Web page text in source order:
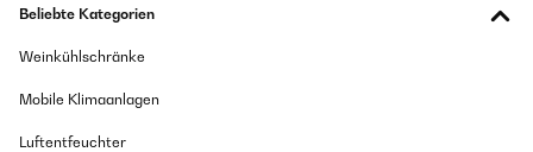
Beliebte Kategorien
Weinkühlschränke
Mobile Klimaanlagen
Luftentfeuchter